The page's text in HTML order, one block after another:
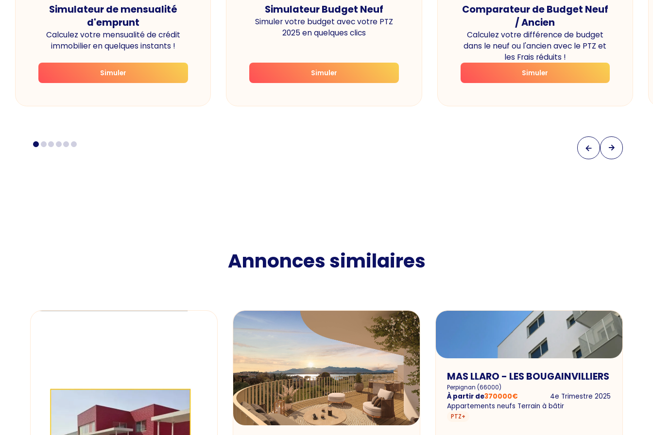
Simulateur de mensualité
d'emprunt
Calculez votre mensualité de crédit
immobilier en quelques instants !
Simuler
Simulateur Budget Neuf
Simuler votre budget avec votre PTZ
2025 en quelques clics
Simuler
Comparateur de Budget Neuf
/ Ancien
Calculez votre différence de budget
dans le neuf ou l'ancien avec le PTZ et
les Frais réduits !
Simuler
Annonces similaires
MAS LLARO - LES BOUGAINVILLIERS
Perpignan (66000)
À partir de370000€
4e Trimestre 2025
Appartements neufs Terrain à bâtir
PTZ+